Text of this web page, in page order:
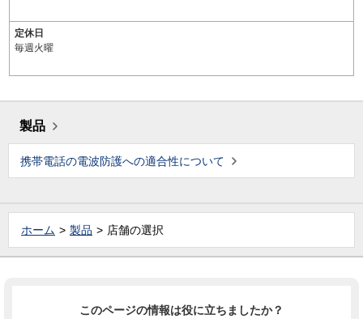
定休日
毎週火曜
製品
携帯電話の電波防護への適合性について
ホーム 製品 店舗の選択
このページの情報は役に立ちましたか？